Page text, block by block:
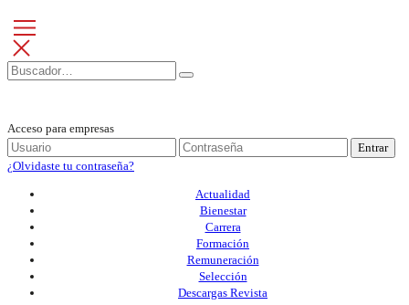
Acceso para empresas
Entrar
¿Olvidaste tu contraseña?
Actualidad
Bienestar
Carrera
Formación
Remuneración
Selección
Descargas Revista